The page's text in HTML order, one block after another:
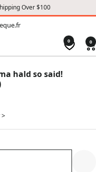
Over $100
0 0
hald so said!